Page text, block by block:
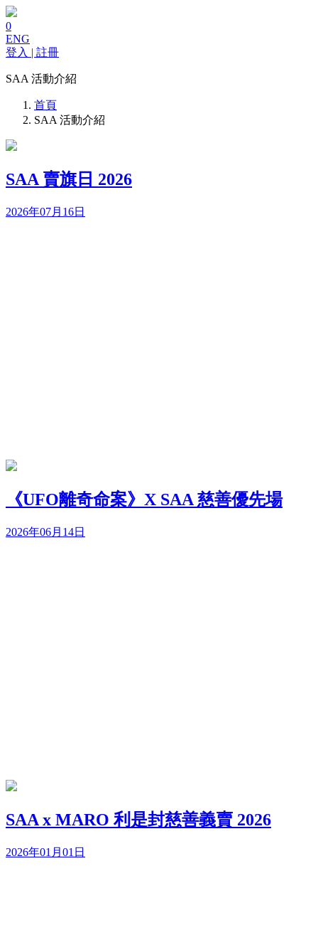
0
ENG
登入 | 註冊
SAA 活動介紹
首頁
SAA 活動介紹
SAA 賣旗日 2026
2026年07月16日
《UFO離奇命案》X SAA 慈善優先場
2026年06月14日
SAA x MARO 利是封慈善義賣 2026
2026年01月01日